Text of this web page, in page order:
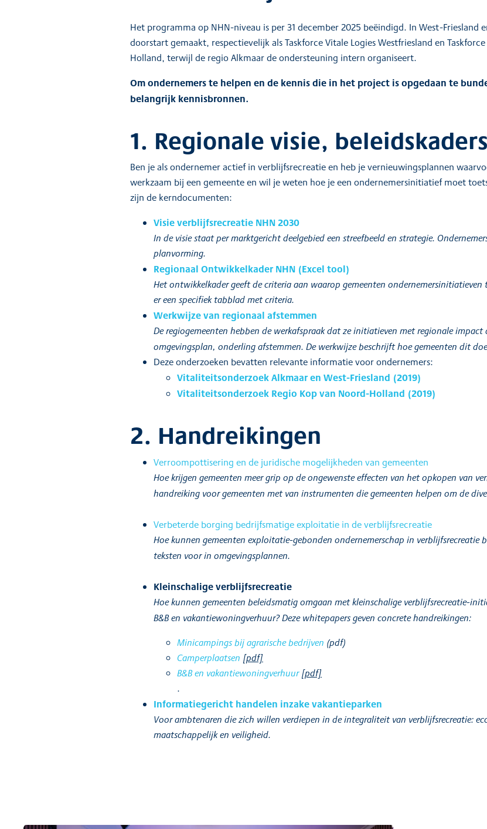
Het programma op NHN-niveau is per 31 december 2025 beëindigd. In West-Friesland
doorstart gemaakt, respectievelijk als Taskforce Vitale Logies Westfriesland en
Holland, terwijl de regio Alkmaar de ondersteuning intern organiseert.
Om ondernemers te helpen en de kennis die in het project is opgedaan te
belangrijk kennisbronnen.
1. Regionale visie,
Ben je als ondernemer actief in verblijfsrecreatie en heb je vernieuwingsplannen
werkzaam bij een gemeente en wil je weten hoe je een ondernemersinitiatief moet
zijn de kerndocumenten:
Visie verblijfsrecreatie NHN 2030
In de visie staat per marktgericht deelgebied een streefbeeld en strategie.
planvorming.
Regionaal Ontwikkelkader NHN (Excel tool)
Het ontwikkelkader geeft de criteria aan waarop gemeenten
er een specifiek tabblad met criteria.
Werkwijze van regionaal afstemmen
De regiogemeenten hebben de werkafspraak dat ze initiatieven met regionale
omgevingsplan, onderling afstemmen. De werkwijze beschrijft hoe gemeenten dit
Deze onderzoeken bevatten relevante informatie voor ondernemers:
Vitaliteitsonderzoek Alkmaar en West-Friesland (2019)
Vitaliteitsonderzoek Regio Kop van Noord-Holland (2019)
2. Handreikingen
Verroompottisering en de juridische mogelijkheden van gemeenten
Hoe krijgen gemeenten meer grip op de ongewenste effecten van het opkopen van
handreiking voor gemeenten met van instrumenten die gemeenten helpen om de
Verbeterde borging bedrijfsmatige exploitatie in de verblijfsrecreatie
Hoe kunnen gemeenten exploitatie-gebonden ondernemerschap in verblijfsrecreatie
teksten voor in omgevingsplannen.
Kleinschalige verblijfsrecreatie
Hoe kunnen gemeenten beleidsmatig omgaan met kleinschalige verblijfsrecreatie-
B&B en vakantiewoningverhuur? Deze whitepapers geven concrete handreikingen:
Minicampings bij agrarische bedrijven (pdf)
Camperplaatsen [pdf]
B&B en vakantiewoningverhuur [pdf]
.
Informatiegericht handelen inzake vakantieparken
Voor ambtenaren die zich willen verdiepen in de integraliteit van verblijfsrecreatie:
maatschappelijk en veiligheid.